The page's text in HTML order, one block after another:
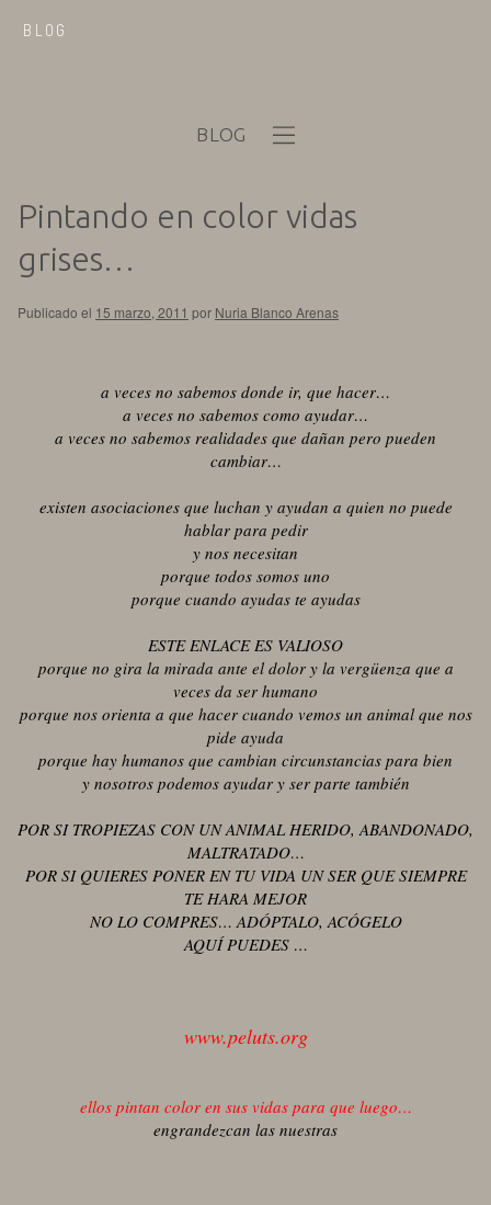
BLOG
BLOG
Pintando en color vidas
grises…
Publicado el 15 marzo, 2011 por Nuria Blanco Arenas
a veces no sabemos donde ir, que hacer…
a veces no sabemos como ayudar…
a veces no sabemos realidades que dañan pero pueden
cambiar…
existen asociaciones que luchan y ayudan a quien no puede
hablar para pedir
y nos necesitan
porque todos somos uno
porque cuando ayudas te ayudas
ESTE ENLACE ES VALIOSO
porque no gira la mirada ante el dolor y la vergüenza que a
veces da ser humano
porque nos orienta a que hacer cuando vemos un animal que nos
pide ayuda
porque hay humanos que cambian circunstancias para bien
y nosotros podemos ayudar y ser parte también
POR SI TROPIEZAS CON UN ANIMAL HERIDO, ABANDONADO,
MALTRATADO…
POR SI QUIERES PONER EN TU VIDA UN SER QUE SIEMPRE
TE HARA MEJOR
NO LO COMPRES… ADÓPTALO, ACÓGELO
AQUÍ PUEDES …
www.peluts.org
ellos pintan color en sus vidas para que luego…
engrandezcan las nuestras